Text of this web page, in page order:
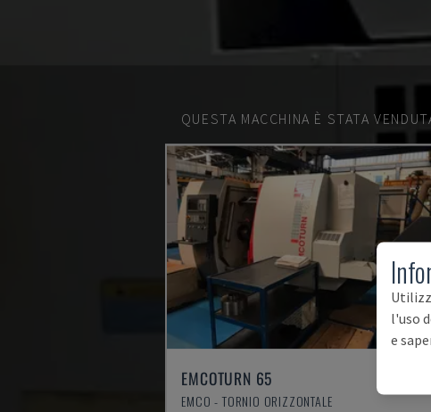
QUESTA MACCHINA È STATA
EMCOTURN 65
EMCO - TORNIO ORIZZONTALE
l'uso
e